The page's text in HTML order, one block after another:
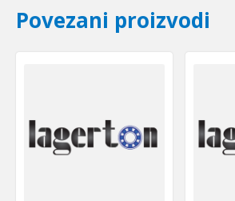
Povezani proizvodi